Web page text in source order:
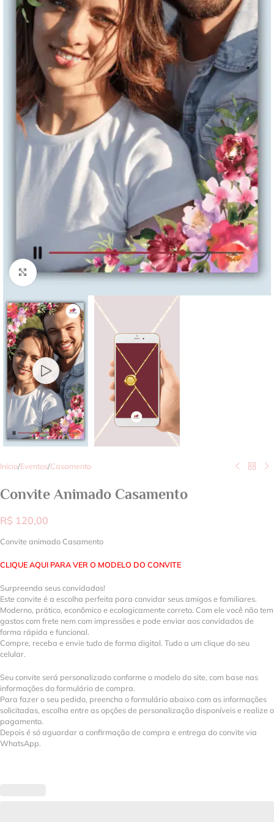
Clique para ampliar
Início/Eventos/Casamento
Convite Animado Casamento
R$ 120,00
Convite animado Casamento
CLIQUE AQUI PARA VER O MODELO DO CONVITE
Surpreenda seus convidados!
Este convite é a escolha perfeita para convidar seus amigos e familiares.
Moderno, prático, econômico e ecologicamente correto. Com ele você não tem
gastos com frete nem com impressões e pode enviar aos convidados de
forma rápida e funcional.
Compre, receba e envie tudo de forma digital. Tudo a um clique do seu
celular.
Seu convite será personalizado conforme o modelo do site, com base nas
informações do formulário de compra.
Para fazer o seu pedido, preencha o formulário abaixo com as informações
solicitadas, escolha entre as opções de personalização disponíveis e realize o
pagamento.
Depois é só aguardar a confirmação de compra e entrega do convite via
WhatsApp.